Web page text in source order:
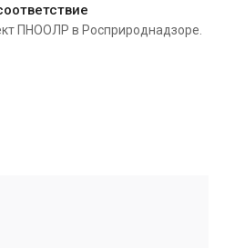
ПНООЛР в Росприроднадзоре.